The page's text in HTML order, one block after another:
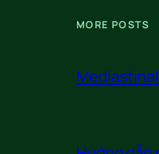
MORE POSTS